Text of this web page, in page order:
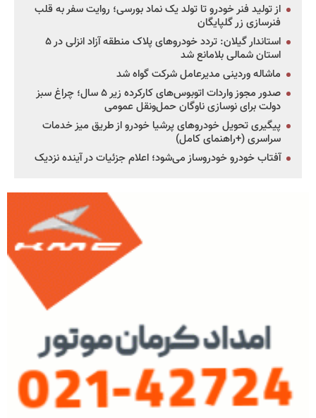
از تولید فنر خودرو تا تولد یک نماد بورسی؛ روایت سفر به قلب
فنرسازی زر گلپایگان
استاندار گیلان: تردد خودروهای پلاک منطقه آزاد انزلی در ۵
استان شمالی بلامانع شد
ماشاله وردینی مدیرعامل شرکت گواه شد
صدور مجوز واردات اتوبوس‌های کارکرده زیر ۵ سال؛ چراغ سبز
دولت برای نوسازی ناوگان حمل‌ونقل عمومی
پیگیری تحویل خودروهای پرشیا خودرو از طریق میز خدمات
سراسری (+راهنمای کامل)
آفتاب خودرو خودروساز می‌شود؛ اعلام جزئیات در آینده نزدیک